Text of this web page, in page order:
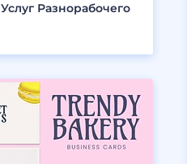
Разнорабочего